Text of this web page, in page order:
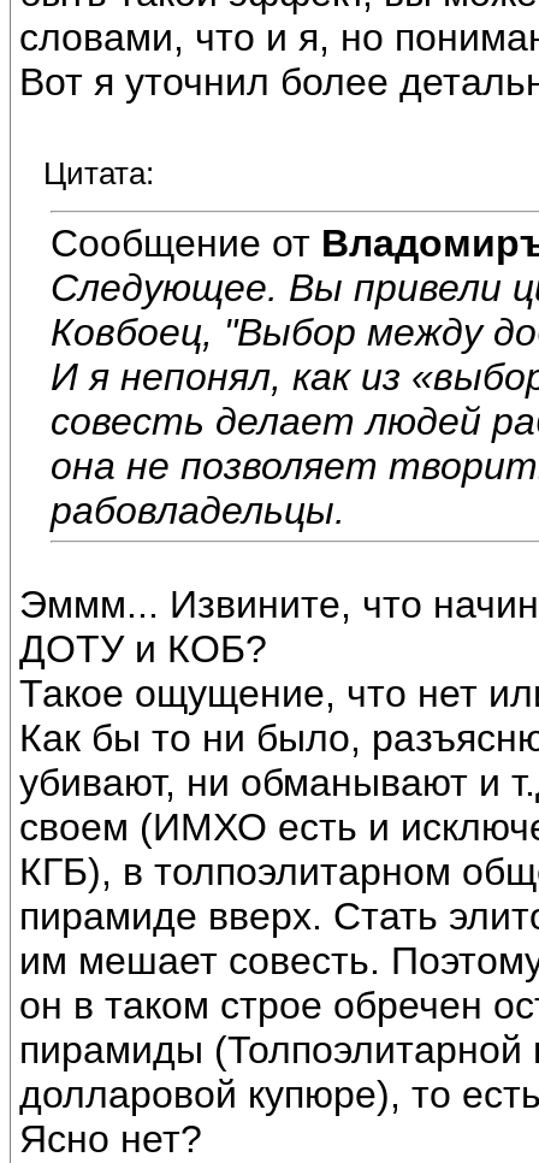
словами, что и я, но
Вот я уточнил более
Цитата:
Сообщение от
Следующее. Вы привели
Ковбоец, "Выбор между
И я непонял, как из
совесть делает людей
она не позволяет
рабовладельцы.
Эммм... Извините, что
ДОТУ и КОБ?
Такое ощущение, что нет
Как бы то ни было,
убивают, ни обманывают и
своем (ИМХО есть и
КГБ), в толпоэлитарном
пирамиде вверх. Стать
им мешает совесть.
он в таком строе обречен
пирамиды
долларовой купюре), то
Ясно нет?